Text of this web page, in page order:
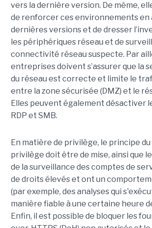
vers la dernière version. De même,
de renforcer ces environnements en
dernières versions et de dresser
les périphériques réseau et de
connectivité réseau suspecte. Par
entreprises doivent s’assurer que la
du réseau est correcte et limite le
entre la zone sécurisée (DMZ) et le
Elles peuvent également désactiver
RDP et SMB.
En matière de privilège, le principe
privilège doit être de mise, ainsi que
de la surveillance des comptes de
de droits élevés et ont un
(par exemple, des analyses qui
manière fiable à une certaine heure
Enfin, il est possible de bloquer les